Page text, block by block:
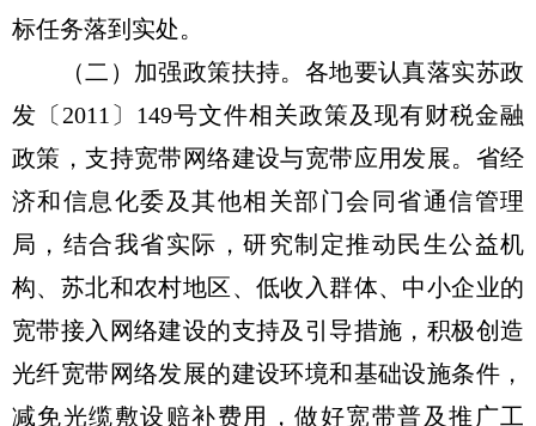
标任务落到实处。
（二）加强政策扶持。各地要认真落实苏政
发〔2011〕149号文件相关政策及现有财税金融
政策，支持宽带网络建设与宽带应用发展。省经
济和信息化委及其他相关部门会同省通信管理
局，结合我省实际，研究制定推动民生公益机
构、苏北和农村地区、低收入群体、中小企业的
宽带接入网络建设的支持及引导措施，积极创造
光纤宽带网络发展的建设环境和基础设施条件，
减免光缆敷设赔补费用，做好宽带普及推广工